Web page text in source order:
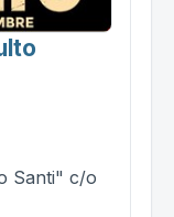
Santi" c/o